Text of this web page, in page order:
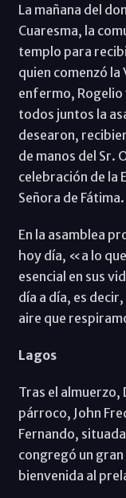
La mañana del
Cuaresma, la
templo para
quien comenzó
enfermo,
todos juntos la
desearon,
de manos del Sr.
celebración de la
Señora de Fátima.
En la asamblea
hoy día, «a lo
esencial en sus
día a día, es
aire que
Lagos
Tras el almuerzo,
párroco, John
Fernando,
congregó un
bienvenida al